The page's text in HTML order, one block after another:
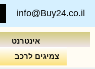
info@Buy24.co.il
אינטרנט
צמיגים לרכב